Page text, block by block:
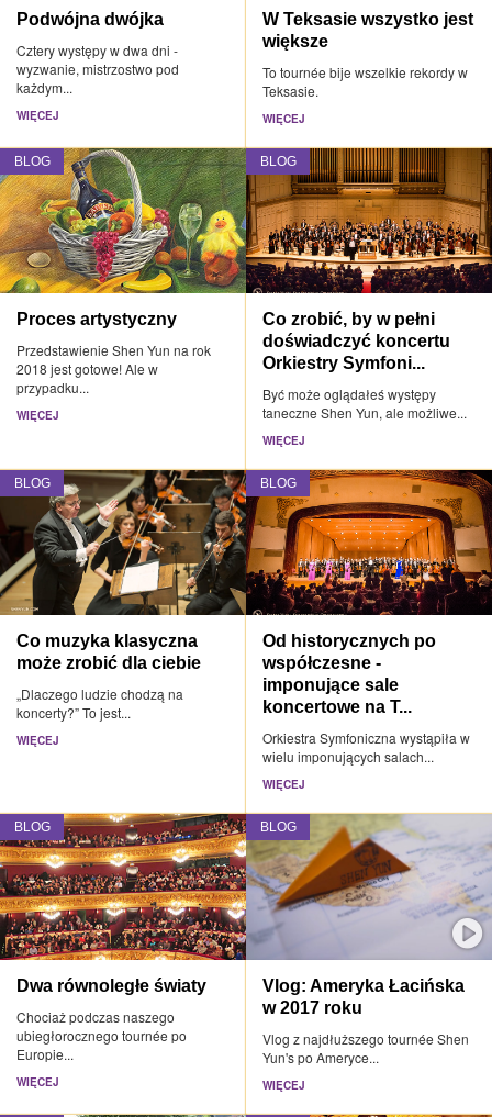
Podwójna dwójka
Cztery występy w dwa dni -
wyzwanie, mistrzostwo pod
każdym...
WIĘCEJ
W Teksasie wszystko jest
większe
To tournée bije wszelkie rekordy w
Teksasie.
WIĘCEJ
BLOG
Proces artystyczny
Przedstawienie Shen Yun na rok
2018 jest gotowe! Ale w
przypadku...
WIĘCEJ
BLOG
Co zrobić, by w pełni
doświadczyć koncertu
Orkiestry Symfoni...
Być może oglądałeś występy
taneczne Shen Yun, ale możliwe...
WIĘCEJ
BLOG
Co muzyka klasyczna
może zrobić dla ciebie
„Dlaczego ludzie chodzą na
koncerty?” To jest...
WIĘCEJ
BLOG
Od historycznych po
współczesne -
imponujące sale
koncertowe na T...
Orkiestra Symfoniczna wystąpiła w
wielu imponujących salach...
WIĘCEJ
BLOG
Dwa równoległe światy
Chociaż podczas naszego
ubiegłorocznego tournée po
Europie...
WIĘCEJ
BLOG
Vlog: Ameryka Łacińska
w 2017 roku
Vlog z najdłuższego tournée Shen
Yun's po Ameryce...
WIĘCEJ